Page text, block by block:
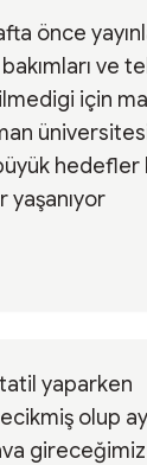
önce
ve
için
hedefler
yaşanıyor
yaparken
olup